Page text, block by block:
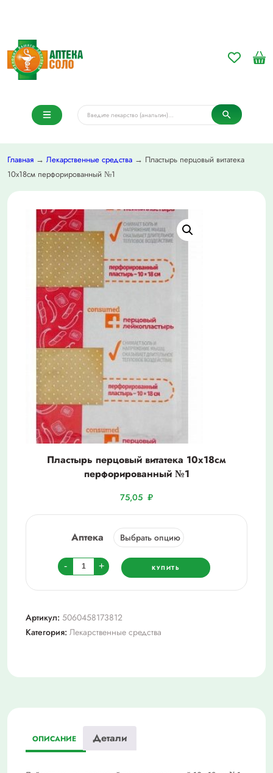
Главная → Лекарственные средства → Пластырь перцовый витатека
10х18см перфорированный №1
Пластырь перцовый витатека 10х18см
перфорированный №1
75,05 ₽
Аптека
-
Количество
товара
Пластырь
витатека
10х18см
+ КУПИТЬ
Артикул: 5060458173812
Категория: Лекарственные средства
ОПИСАНИЕ Детали